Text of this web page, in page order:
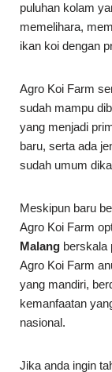
puluhan kolam
memelihara,
ikan koi dengan
Agro Koi Farm
sudah mampu
yang menjadi
baru, serta ada
sudah umum
Meskipun baru
Agro Koi Farm
Malang berskala
Agro Koi Farm
yang mandiri,
kemanfaatan
nasional.
Jika anda ingin